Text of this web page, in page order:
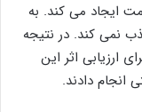
مقاومت ایجاد می کند. به
نمی کند. در نتیجه
ارزیابی اثر این
انجام دادند.